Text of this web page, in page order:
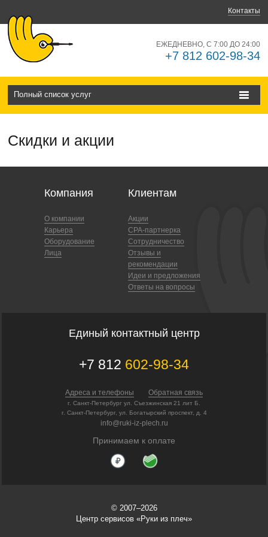
Контакты
ЕЖЕДНЕВНО, С 7:00 ДО 24:00
+7 812 602-98-34
Полный список услуг
Скидки и акции
Компания
О компании
Карьера
Оборудование
Лица
Клиентам
Акции
CPA-партнерка
Сотрудничество
Отзывы и
рекомендации
Идеи и предложения
Ответы на вопросы
Единый контактный центр
+7 812 602-98-34
Адреса и телефоны Обратная связь
г. Санкт-Петербург ул. Съезжинская 21 лит Б.
г. Санкт-Петербург, ул. Богатырский проспект, д. 4
info@ruki-iz-plech.ru
Принимаем к оплате
© 2007–2026
Центр сервисов «Руки из плеч»